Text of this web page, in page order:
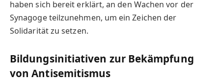
haben sich bereit erklärt, an den Wachen vor der
Synagoge teilzunehmen, um ein Zeichen der
Solidarität zu setzen.
Bildungsinitiativen zur Bekämpfung
von Antisemitismus